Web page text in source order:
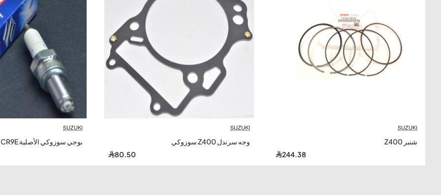
SUZUKI
شنبر Z400
244.38
SUZUKI
وجه سرندل Z400 سوزوكي
80.50
SUZUKI
بوجي سوزوكي الأصلية PLUG,NGK (CR9E)